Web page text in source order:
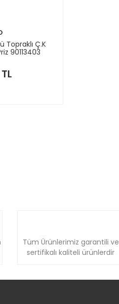
Topraklı Ç.K
90113403
Tüm Ürünlerimiz garantili ve
sertifikalı kaliteli ürünlerdir